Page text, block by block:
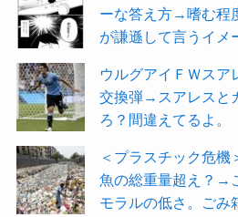
ーな答え方→嗜む程
が謙遜して言うイメ
ウルグアイＦＷスア
交換弾→スアレスと
ろ？間違えてるよ。
＜プラスチック危機
魚の総重量超え？→
モラルの低さ。ごみ